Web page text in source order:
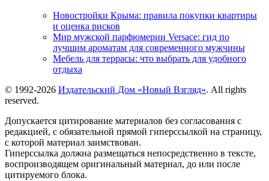
Новостройки Крыма: правила покупки квартиры
и оценка рисков
Мир мужской парфюмерии Versace: гид по
лучшим ароматам для современного мужчины
Мебель для террасы: что выбрать для удобного
отдыха
© 1992-2026 Издательский Дом «Новый Взгляд». All rights
reserved.
Допускается цитирование материалов без согласования с
редакцией, с обязательной прямой гиперссылкой на страницу,
с которой материал заимствован.
Гиперссылка должна размещаться непосредственно в тексте,
воспроизводящем оригинальный материал, до или после
цитируемого блока.